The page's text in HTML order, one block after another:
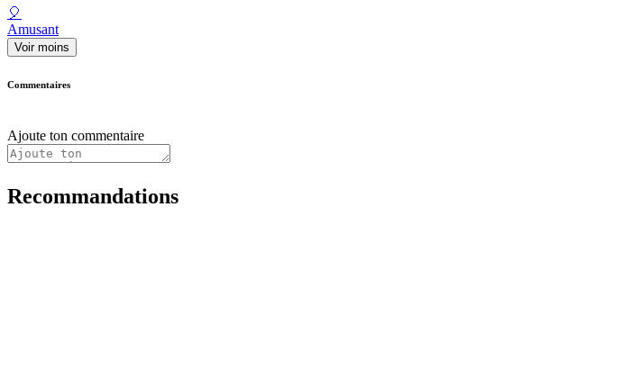
🎈
Amusant
Voir moins
Commentaires
Ajoute ton commentaire
Recommandations